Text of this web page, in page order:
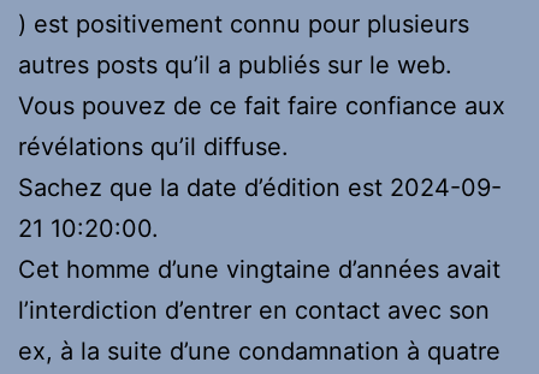
) est positivement connu pour plusieurs
autres posts qu’il a publiés sur le web.
Vous pouvez de ce fait faire confiance aux
révélations qu’il diffuse.
Sachez que la date d’édition est 2024-09-
21 10:20:00.
Cet homme d’une vingtaine d’années avait
l’interdiction d’entrer en contact avec son
ex, à la suite d’une condamnation à quatre